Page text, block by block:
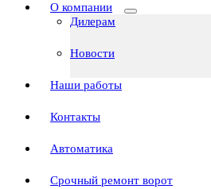
О компании
Дилерам
Новости
Наши работы
Контакты
Автоматика
Срочный ремонт ворот